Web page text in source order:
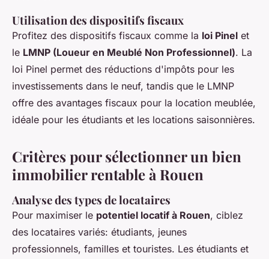
Utilisation des dispositifs fiscaux
Profitez des dispositifs fiscaux comme la loi Pinel et
le LMNP (Loueur en Meublé Non Professionnel). La
loi Pinel permet des réductions d'impôts pour les
investissements dans le neuf, tandis que le LMNP
offre des avantages fiscaux pour la location meublée,
idéale pour les étudiants et les locations saisonnières.
Critères pour sélectionner un bien
immobilier rentable à Rouen
Analyse des types de locataires
Pour maximiser le potentiel locatif à Rouen, ciblez
des locataires variés: étudiants, jeunes
professionnels, familles et touristes. Les étudiants et